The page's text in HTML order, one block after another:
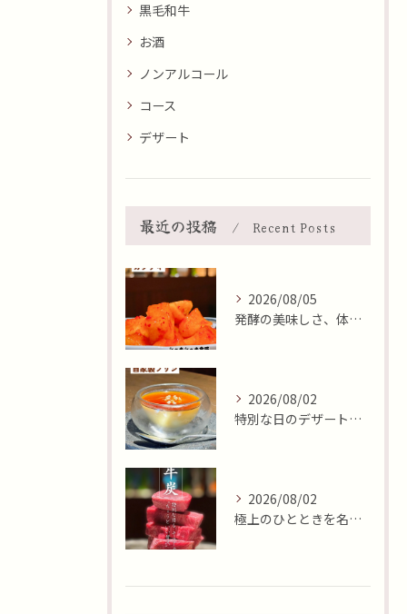
黒毛和牛
お酒
ノンアルコール
コース
デザート
最近の投稿 Recent Posts
2026/08/05
発酵の美味しさ、体験しませんか？🧄
2026/08/02
特別な日のデザートはいかがですか🍮✨？本日8月2日はおやつの...
2026/08/02
極上のひとときを名古屋市北区で✨